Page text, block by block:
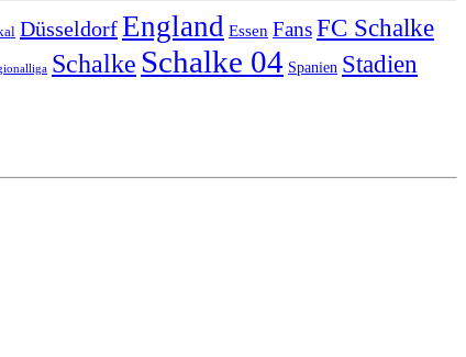
DüsseldorfEngland Essen FansFC Schalke
Schalke Schalke 04 Spanien Stadien